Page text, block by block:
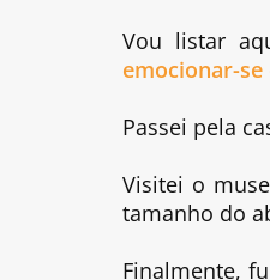
Vou listar
emocionar-
Passei pela
Visitei o
tamanho do
Finalmente,